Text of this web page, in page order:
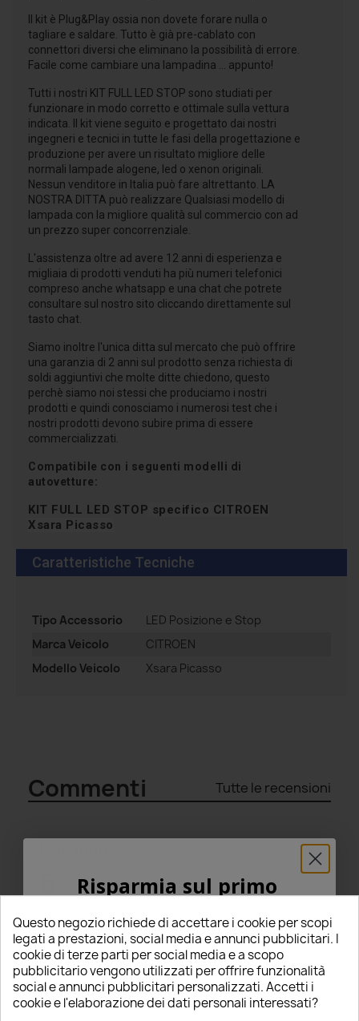
Il kit è Plug&Play ossia non dovete forare nulla o
tagliare e saldare. Tutto è già pre-cablato con
connettori diversi che eliminano la possibilità di errore.
Facile come cambiare una lampadina ... appunto!
Tutti i nostri KIT FULL LED STOP sono studiati per
funzionare in modo corretto e ottimale sulla vettura
indicata. Il kit viene seguito e progettato dai nostri
ingegneri e tecnici in tutte le fasi della progettazione e
produzione per avere un risultato migliore delle
normali lampade alogene, led o xenon originali.
Nessun venditore in Italia può fare altrettanto. LA
NOSTRA DITTA può realizzare Qualsiasi modello di
lampada con la migliore qualità sul commercio con ad
un prezzo super concorrenziale.
L'assistenza oltre ad avere 12 anni di esperienza e
migliaia di prodotti venduti ha più numeri telefonici
compreso anche whatsapp e una chat che potrete
consultare sul nostro sito cliccando direttamente sul
tasto chat.
Siamo inoltre l'unica ditta sul mercato che può offrire
una garanzia di 2 anni sul prodotto senza richiesta di
soldi aggiuntivi che molte ditte chiedono, questo
perchè siamo noi stessi che produciamo i nostri
prodotti e quindi conosciamo i numerosi test che i
nostri prodotti devono subire prima di essere
commercializzati.
Compatibile con i seguenti modelli di
autovetture:
KIT FULL LED STOP specifico CITROEN
Xsara Picasso
Caratteristiche Tecniche
Tipo Accessorio
LED Posizione e Stop
Marca Veicolo
CITROEN
Modello Veicolo
Xsara Picasso
Commenti Tutte le recensioni
star starstar
(12 Recensioni)
Seleziona un punteggio per filtrare le recensioni.
5 starstarstar starstar (12)
4 starstarstarstarstar_border (0)
Questo negozio richiede di accettare i cookie per scopi
legati a prestazioni, social media e annunci pubblicitari. I
cookie di terze parti per social media e a scopo
pubblicitario vengono utilizzati per offrire funzionalità
social e annunci pubblicitari personalizzati. Accetti i
cookie e l'elaborazione dei dati personali interessati?
Risparmia sul primo
5% PER TE!
Inserisci la tua email qui sotto per ricevere il
5% DI SCONTOsul tuo primo ordine!